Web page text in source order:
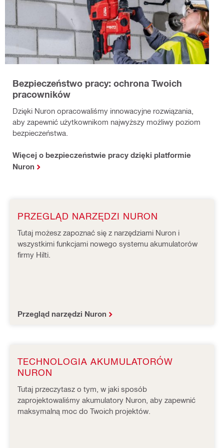
Bezpieczeństwo pracy: ochrona Twoich
pracowników
Dzięki Nuron opracowaliśmy innowacyjne rozwiązania,
aby zapewnić użytkownikom najwyższy możliwy poziom
bezpieczeństwa.
Więcej o bezpieczeństwie pracy dzięki platformie
Nuron
PRZEGLĄD NARZĘDZI NURON
Tutaj możesz zapoznać się z narzędziami Nuron i
wszystkimi funkcjami nowego systemu akumulatorów
firmy Hilti.
Przegląd narzędzi Nuron
TECHNOLOGIA AKUMULATORÓW
NURON
Tutaj przeczytasz o tym, w jaki sposób
zaprojektowaliśmy akumulatory Nuron, aby zapewnić
maksymalną moc do Twoich projektów.